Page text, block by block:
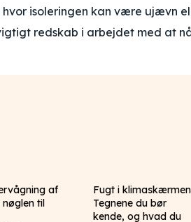
isoleringen kan være ujævn
redskab i arbejdet med at
af
nøglen til
Fugt i
Tegnene du bør
kende, og hvad du